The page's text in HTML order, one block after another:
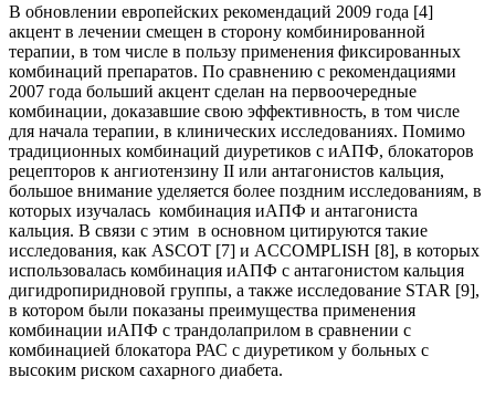
В обновлении европейских рекомендаций 2009 года [4]
акцент в лечении смещен в сторону комбинированной
терапии, в том числе в пользу применения фиксированных
комбинаций препаратов. По сравнению с рекомендациями
2007 года больший акцент сделан на первоочередные
комбинации, доказавшие свою эффективность, в том числе
для начала терапии, в клинических исследованиях. Помимо
традиционных комбинаций диуретиков с иАПФ, блокаторов
рецепторов к ангиотензину II или антагонистов кальция,
большое внимание уделяется более поздним исследованиям, в
которых изучалась комбинация иАПФ и антагониста
кальция. В связи с этим в основном цитируются такие
исследования, как ASCOT [7] и ACCOMPLISH [8], в которых
использовалась комбинация иАПФ с антагонистом кальция
дигидропиридновой группы, а также исследование STAR [9],
в котором были показаны преимущества применения
комбинации иАПФ с трандолаприлом в сравнении с
комбинацией блокатора РАС с диуретиком у больных с
высоким риском сахарного диабета.